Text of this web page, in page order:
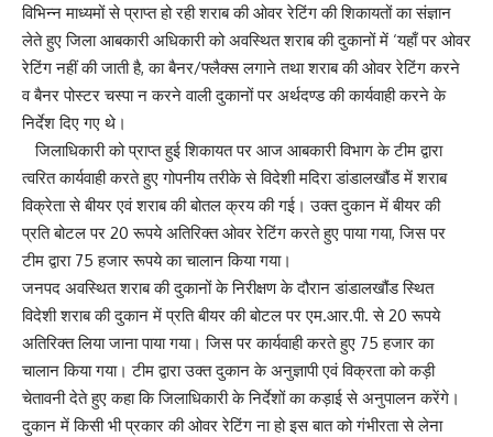
विभिन्न माध्यमों से प्राप्त हो रही शराब की ओवर रेटिंग की शिकायतों का संज्ञान
लेते हुए जिला आबकारी अधिकारी को अवस्थित शराब की दुकानों में ‘यहाँ पर ओवर
रेटिंग नहीं की जाती है, का बैनर/फ्लैक्स लगाने तथा शराब की ओवर रेटिंग करने
व बैनर पोस्टर चस्पा न करने वाली दुकानों पर अर्थदण्ड की कार्यवाही करने के
निर्देश दिए गए थे।
जिलाधिकारी को प्राप्त हुई शिकायत पर आज आबकारी विभाग के टीम द्वारा
त्वरित कार्यवाही करते हुए गोपनीय तरीके से विदेशी मदिरा डांडालखौंड में शराब
विक्रेता से बीयर एवं शराब की बोतल क्रय की गई। उक्त दुकान में बीयर की
प्रति बोटल पर 20 रूपये अतिरिक्त ओवर रेटिंग करते हुए पाया गया, जिस पर
टीम द्वारा 75 हजार रूपये का चालान किया गया।
जनपद अवस्थित शराब की दुकानों के निरीक्षण के दौरान डांडालखौंड स्थित
विदेशी शराब की दुकान में प्रति बीयर की बोटल पर एम.आर.पी. से 20 रूपये
अतिरिक्त लिया जाना पाया गया। जिस पर कार्यवाही करते हुए 75 हजार का
चालान किया गया। टीम द्वारा उक्त दुकान के अनुज्ञापी एवं विक्रता को कड़ी
चेतावनी देते हुए कहा कि जिलाधिकारी के निर्देशों का कड़ाई से अनुपालन करेंगे।
दुकान में किसी भी प्रकार की ओवर रेटिंग ना हो इस बात को गंभीरता से लेना